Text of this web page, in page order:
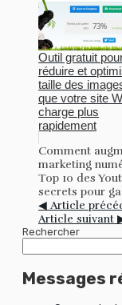
Outil gratuit
réduire et
taille des
que votre site
charge plus
rapidement
Comment
marketing
Top 10 des
secrets pour
◀ Article
Article suivant
Rechercher
Messages